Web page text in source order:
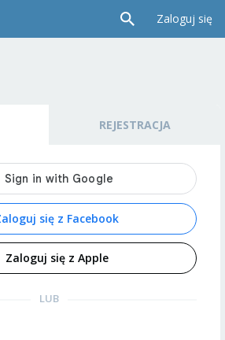
Zaloguj się
REJESTRACJA
się z Facebook
Zaloguj się z Apple
LUB